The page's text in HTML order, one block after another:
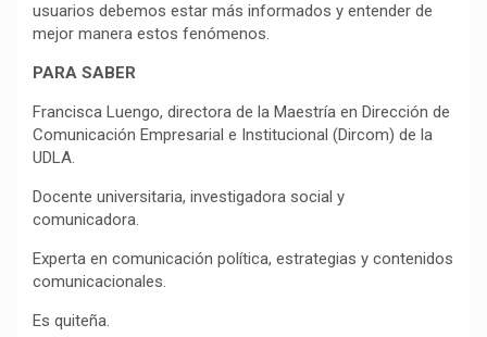
usuarios debemos estar más informados y entender de
mejor manera estos fenómenos.
PARA SABER
Francisca Luengo, directora de la Maestría en Dirección de
Comunicación Empresarial e Institucional (Dircom) de la
UDLA.
Docente universitaria, investigadora social y
comunicadora.
Experta en comunicación política, estrategias y contenidos
comunicacionales.
Es quiteña.